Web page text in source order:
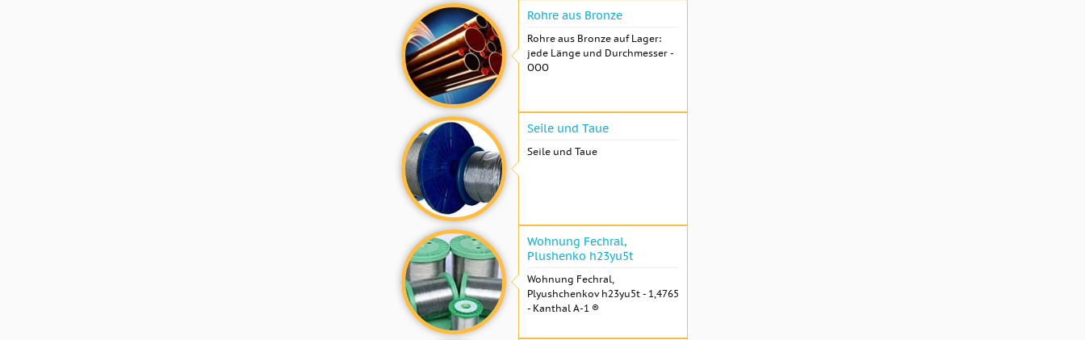
Rohre aus Bronze
Rohre aus Bronze auf Lager:
jede Länge und Durchmesser -
OOO
Seile und Taue
Seile und Taue
Wohnung Fechral, ​​
Plushenko h23yu5t
Wohnung Fechral, ​​
Plyushchenkov h23yu5t - 1,4765
- Kanthal A-1 ®